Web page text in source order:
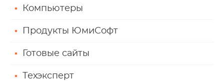
Компьютеры
Продукты ЮмиСофт
Готовые сайты
Техэксперт